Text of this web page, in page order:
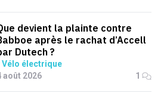
devient la plainte contre
après le rachat d’Accell
Dutech ?
Vélo électrique
août 2026
1